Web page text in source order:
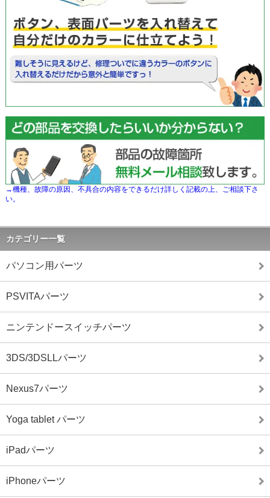
→機種、故障の原因、不具合の内容をできるだけ詳しく記載の上、ご相談下さ
い。
カテゴリー一覧
パソコン用パーツ
PSVITAパーツ
ニンテンドースイッチパーツ
3DS/3DSLLパーツ
Nexus7パーツ
Yoga tablet パーツ
iPadパーツ
iPhoneパーツ